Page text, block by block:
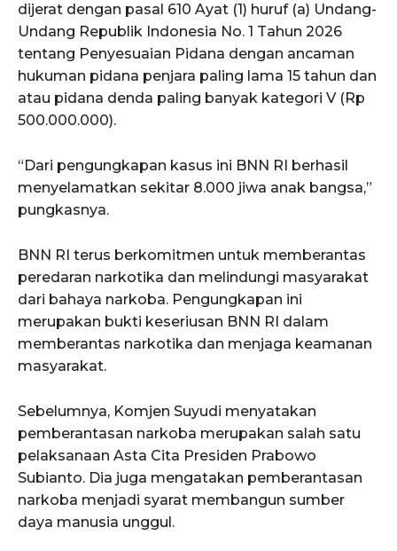
dijerat dengan pasal 610 Ayat (1) huruf (a) Undang-
Undang Republik Indonesia No. 1 Tahun 2026
tentang Penyesuaian Pidana dengan ancaman
hukuman pidana penjara paling lama 15 tahun dan
atau pidana denda paling banyak kategori V (Rp
500.000.000).
“Dari pengungkapan kasus ini BNN RI berhasil
menyelamatkan sekitar 8.000 jiwa anak bangsa,”
pungkasnya.
BNN RI terus berkomitmen untuk memberantas
peredaran narkotika dan melindungi masyarakat
dari bahaya narkoba. Pengungkapan ini
merupakan bukti keseriusan BNN RI dalam
memberantas narkotika dan menjaga keamanan
masyarakat.
Sebelumnya, Komjen Suyudi menyatakan
pemberantasan narkoba merupakan salah satu
pelaksanaan Asta Cita Presiden Prabowo
Subianto. Dia juga mengatakan pemberantasan
narkoba menjadi syarat membangun sumber
daya manusia unggul.